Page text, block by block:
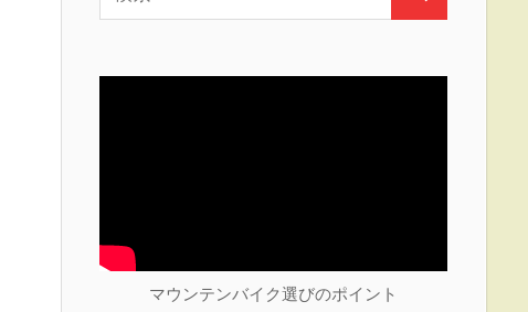
検
マウンテンバイク選びのポイント